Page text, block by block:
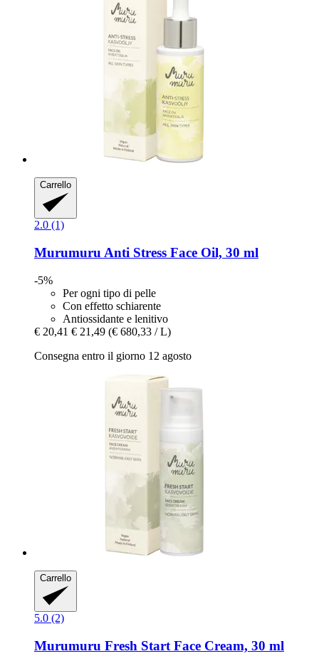
Carrello
2.0 (1)
Murumuru Anti Stress Face Oil, 30 ml
-5%
Per ogni tipo di pelle
Con effetto schiarente
Antiossidante e lenitivo
€ 20,41 € 21,49 (€ 680,33 / L)
Consegna entro il giorno 12 agosto
Carrello
5.0 (2)
Murumuru Fresh Start Face Cream, 30 ml